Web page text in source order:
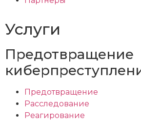
Услуги
Предотвращение
Предотвращение
Расследование
Реагирование